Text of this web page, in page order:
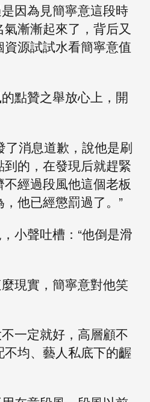
因為見簡寧意這段時
漸漸起來了，背后又
源試試水看簡寧意值
點贊之舉放心上，開
了消息道歉，說他是刷
的，在發現后就趕緊
經過段風他這個老板
他已經懲罰過了。”
小聲吐槽：“他倒是滑
現實，簡寧意對他笑
一定就好，高層顧不
均、藝人私底下的齷